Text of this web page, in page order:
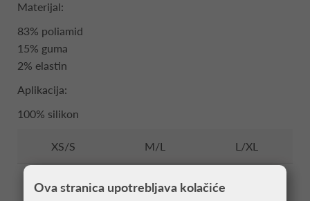
Materijal:
83% poliamid
15% guma
2% elastin
Aplikacija:
100% silikon
XS/S M/L L/XL
36-39 40-43
Ova stranica upotrebljava kolačiće